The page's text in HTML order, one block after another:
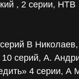
, 2 серии, НТВ
В Николаев,
серий, А.
4 серии,